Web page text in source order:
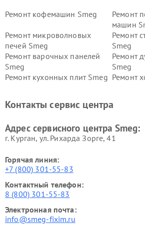
Ремонт кофемашин Smeg
Ремонт
машин
Ремонт микроволновых
печей Smeg
Ремонт
Smeg
Ремонт варочных панелей
Smeg
Ремонт
Smeg
Ремонт кухонных плит Smeg Ремонт
Контакты сервис центра
Адрес сервисного центра Smeg:
г. Курган, ул. Рихарда Зорге, 41
Горячая линия:
+7 (800) 301-55-83
Контактный телефон:
8 (800) 301-55-83
Электронная почта:
info@smeg-fixim.ru